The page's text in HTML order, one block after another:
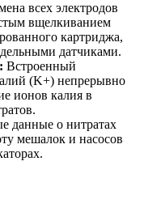
всех электродов
вщелкиванием
картриджа,
датчиками.
Встроенный
(K+) непрерывно
ионов калия в
данные о нитратах
мешалок и насосов